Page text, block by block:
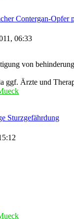
Contergan-
06:33
von
ggf. Ärzte und
Sturzgefährdung